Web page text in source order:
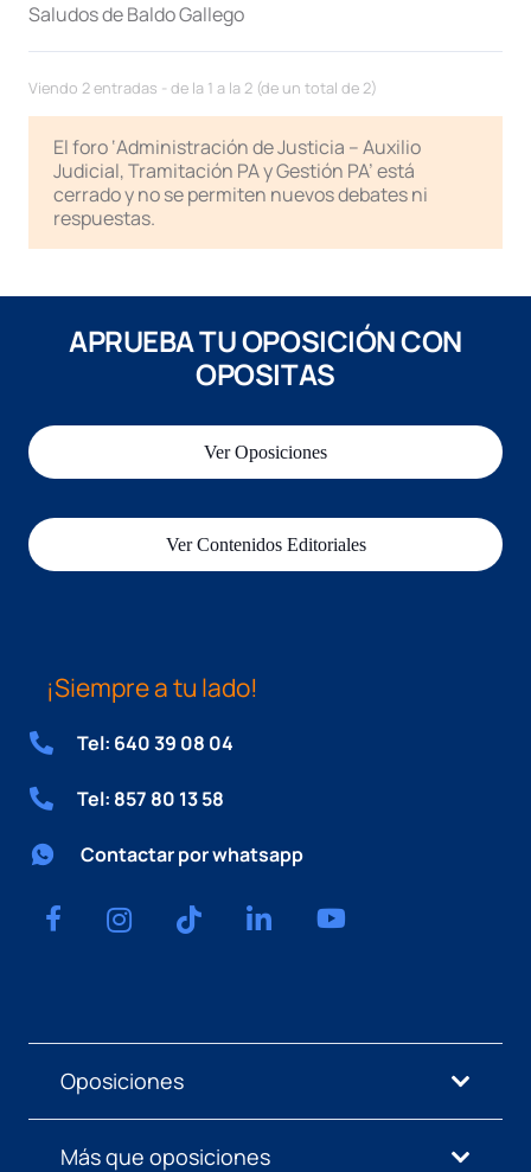
Saludos de Baldo Gallego
Viendo 2 entradas - de la 1 a la 2 (de un total de 2)
El foro ‘Administración de Justicia – Auxilio
Judicial, Tramitación PA y Gestión PA’ está
cerrado y no se permiten nuevos debates ni
respuestas.
APRUEBA TU OPOSICIÓN CON
OPOSITAS
Ver Oposiciones
Ver Contenidos Editoriales
¡Siempre a tu lado!
Tel: 640 39 08 04
Tel: 857 80 13 58
Contactar por whatsapp
Oposiciones
Más que oposiciones